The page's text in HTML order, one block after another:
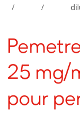
25 mg/
pour